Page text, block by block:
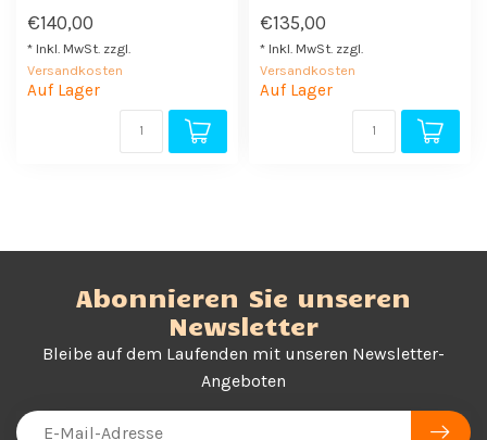
€140,00
* Inkl. MwSt. zzgl.
Versandkosten
Auf Lager
€135,00
* Inkl. MwSt. zzgl.
Versandkosten
Auf Lager
Abonnieren Sie unseren
Newsletter
Bleibe auf dem Laufenden mit unseren Newsletter-
Angeboten